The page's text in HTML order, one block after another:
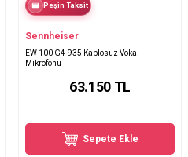
Peşin Taksit
Sennheiser
EW 100 G4-935 Kablosuz Vokal
Mikrofonu
63.150TL
Sepete Ekle